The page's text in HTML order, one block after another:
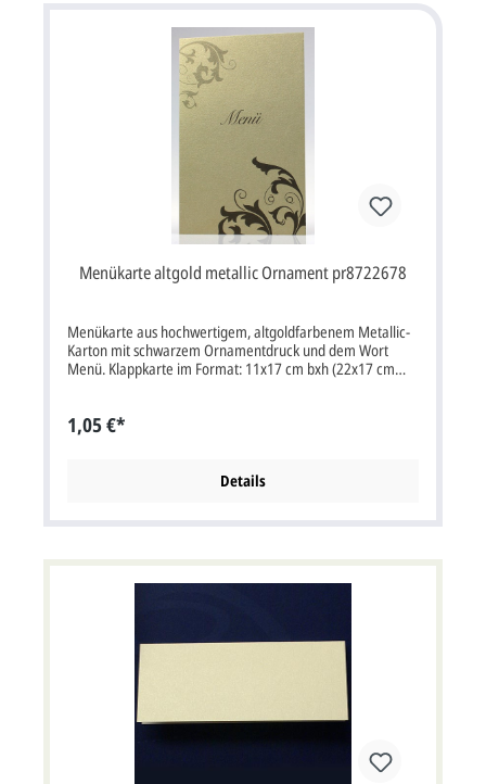
Menükarte altgold metallic Ornament pr8722678
Menükarte aus hochwertigem, altgoldfarbenem Metallic-
Karton mit schwarzem Ornamentdruck und dem Wort
Menü. Klappkarte im Format: 11x17 cm bxh (22x17 cm
inkl. deutscher MwSt. Dieser Artikel wird ohne
Briefumschlag geliefert. Passende Karten: Einladungskarte
1,05 €*
Details